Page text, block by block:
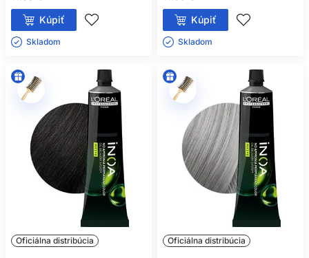
nezosvetľuje už vytvorený umelý pigment.
JE BEZAMONIAKOVÁ FARBA
NEALERGÉNNA?
Nie. Aj bezamoniaková oxidačná farba môže obsahovať
alergizujúce farbiace látky.
Kúpiť
Skladom ㅤ
Kúpiť
Skladom ㅤ
Oficiálna distribúcia Oficiálna distribúcia